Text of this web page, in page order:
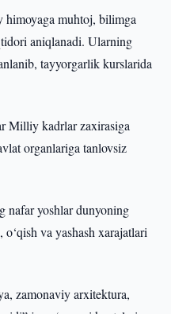
himoyaga muhtoj, bilimga
aniqlanadi. Ularning
tayyorgarlik kurslarida
Milliy kadrlar zaxirasiga
organlariga tanlovsiz
nafar yoshlar dunyoning
va yashash xarajatlari
zamonaviy arxitektura,